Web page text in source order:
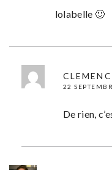
lolabelle 🙂
22
De rien,